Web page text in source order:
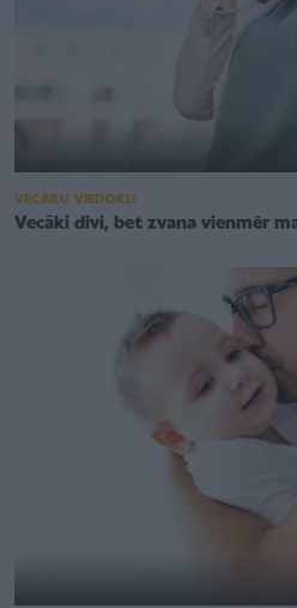
VECĀKU VIEDOKĻI
Vecāki divi, bet zvana vienmēr